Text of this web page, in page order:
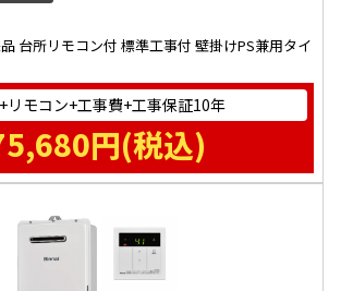
台所リモコン付 標準工事付 壁掛けPS兼用タイ
リモコン+工事費+工事保証10年
円(税込)